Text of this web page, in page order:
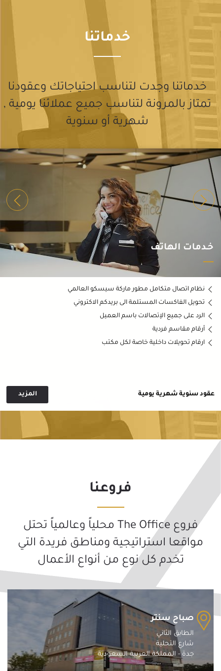
خدماتنا
خدماتنا وجدت لتناسب احتياجاتك وعقودنا
تمتاز بالمرونة لتناسب جميع عملائنا يومية ,
شهرية أو سنوية
خدمات الانترنت
إتصال لاسلكي بالانترنت مؤمن (كلمة سر لمرة واحدة)
اتصال بالإنترنت بسرعات عالية
غرفة سيرفر سكريبت يو.بي.اس
غرفة سيرفرات خاصة
برامج حماية وامان
عقود سنوية شهرية يومية المزيد
فروعنا
فروع The Office محلياً وعالمياً تحتل
مواقعا استراتيجية ومناطق فريدة التي
تخدم كل نوع من أنواع الأعمال
صباح سنتر
الطابق الثاني
شارع التحلية
جدة - المملكة العربية السعودية